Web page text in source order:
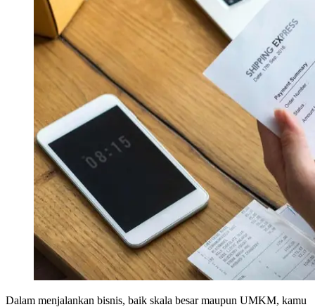
Dalam menjalankan bisnis, baik skala besar maupun UMKM, kamu